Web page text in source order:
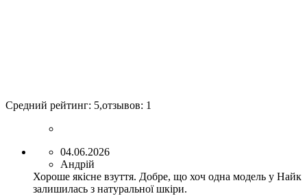
Средний рейтинг: 5,отзывов: 1
04.06.2026
Андрій
Хороше якісне взуття. Добре, що хоч одна модель у Найк
залишилась з натуральної шкіри.